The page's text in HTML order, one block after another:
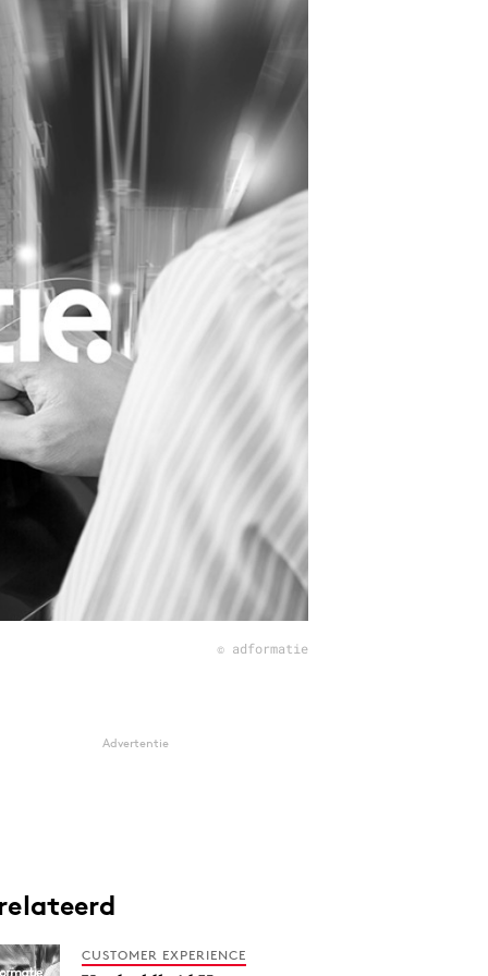
© adformatie
Advertentie
CUSTOMER EXPERIENCE